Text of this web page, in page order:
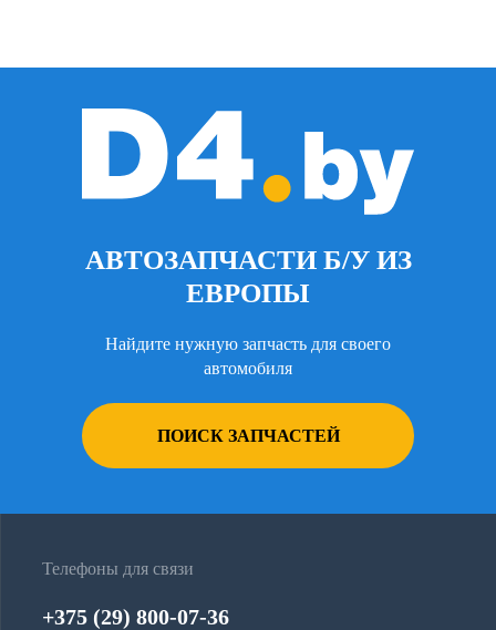
АВТОЗАПЧАСТИ Б/У ИЗ
ЕВРОПЫ
Найдите нужную запчасть для своего
автомобиля
ПОИСК ЗАПЧАСТЕЙ
Телефоны для связи
+375 (29) 800-07-36